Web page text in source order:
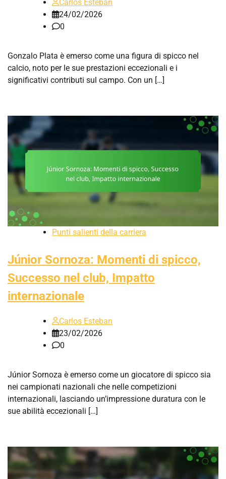
Carlos Esteban
24/02/2026
0
Gonzalo Plata è emerso come una figura di spicco nel
calcio, noto per le sue prestazioni eccezionali e i
significativi contributi sul campo. Con un […]
Punti salienti della carriera
Júnior Sornoza: Momenti di spicco,
Successo nel club, Impatto
internazionale
Carlos Esteban
23/02/2026
0
Júnior Sornoza è emerso come un giocatore di spicco sia
nei campionati nazionali che nelle competizioni
internazionali, lasciando un’impressione duratura con le
sue abilità eccezionali […]